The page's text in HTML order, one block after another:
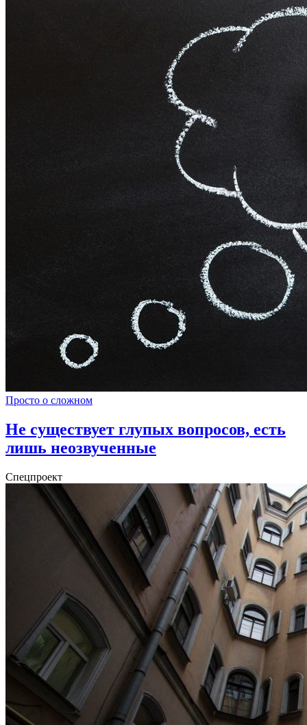
Просто о сложном
Не существует глупых вопросов, есть
лишь неозвученные
Спецпроект